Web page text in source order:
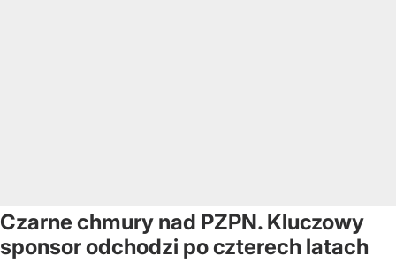
Czarne chmury nad PZPN. Kluczowy
sponsor odchodzi po czterech latach